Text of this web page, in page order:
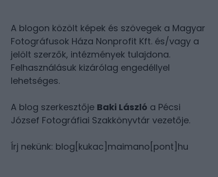
A blogon közölt képek és szövegek a Magyar
Fotográfusok Háza Nonprofit Kft. és/vagy a
jelölt szerzők, intézmények tulajdona.
Felhasználásuk kizárólag engedéllyel
lehetséges.
A blog szerkesztője Baki László a Pécsi
József Fotográfiai Szakkönyvtár vezetője.
Írj nekünk: blog[kukac]maimano[pont]hu